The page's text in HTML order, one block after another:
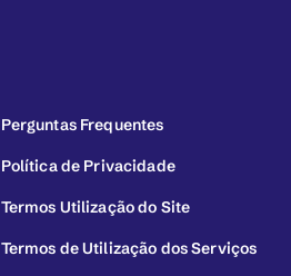
Perguntas Frequentes
Política de Privacidade
Termos Utilização do Site
Termos de Utilização dos Serviços